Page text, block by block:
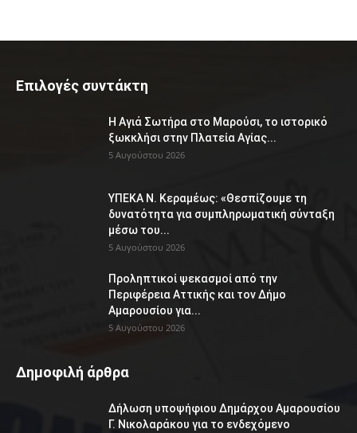
Επιλογές συντάκτη
Η Αγιά Σωτήρα στο Μαρούσι, το ιστορικό
ξωκκλήσι στην Πλατεία Αγίας...
5 Αυγούστου 2026
ΥΠΕΚΑ Ν. Κεραμέως: «Θεσπίζουμε τη
δυνατότητα για συμπληρωματική σύνταξη
μέσω του...
5 Αυγούστου 2026
Προληπτικοί ψεκασμοί από την
Περιφέρεια Αττικής και τον Δήμο
Αμαρουσίου για...
5 Αυγούστου 2026
Δημοφιλή άρθρα
Δήλωση υποψήφιου Δημάρχου Αμαρουσίου
Γ. Νικολαράκου για το ενδεχόμενο